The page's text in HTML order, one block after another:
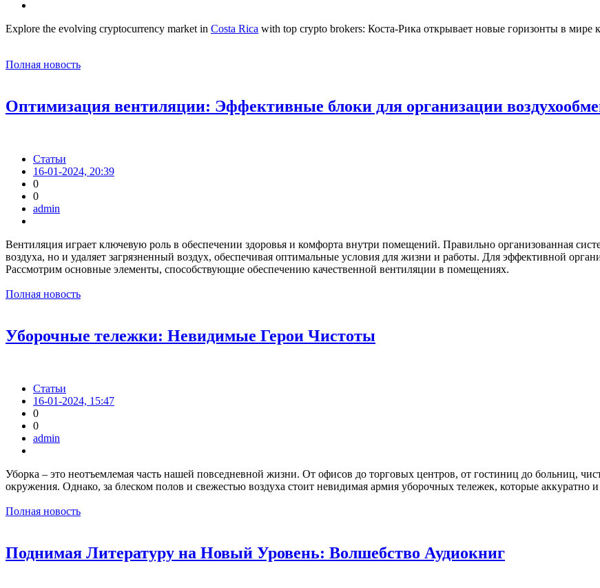
Explore the evolving cryptocurrency market in Costa Rica with top crypto brokers: Коста-Рика открывает новые горизонты в
Полная новость
Оптимизация вентиляции: Эффективные блоки для организации
Статьи
16-01-2024, 20:39
0
0
admin
Вентиляция играет ключевую роль в обеспечении здоровья и комфорта внутри помещений. Правильно организованная
воздуха, но и удаляет загрязненный воздух, обеспечивая оптимальные условия для жизни и работы. Для эффективной
Рассмотрим основные элементы, способствующие обеспечению качественной вентиляции в помещениях.
Полная новость
Уборочные тележки: Невидимые Герои Чистоты
Статьи
16-01-2024, 15:47
0
0
admin
Уборка – это неотъемлемая часть нашей повседневной жизни. От офисов до торговых центров, от гостиниц до больниц,
окружения. Однако, за блеском полов и свежестью воздуха стоит невидимая армия уборочных тележек, которые аккуратно
Полная новость
Поднимая Литературу на Новый Уровень: Волшебство Аудиокниг